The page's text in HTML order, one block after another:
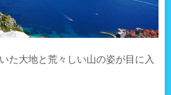
た大地と荒々しい山の姿が目に入